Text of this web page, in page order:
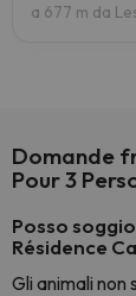
a 677 m da
Domande
Pour 3
Posso
Résidence
Gli animali non